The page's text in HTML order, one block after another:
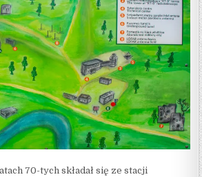
70-tych składał się ze stacji